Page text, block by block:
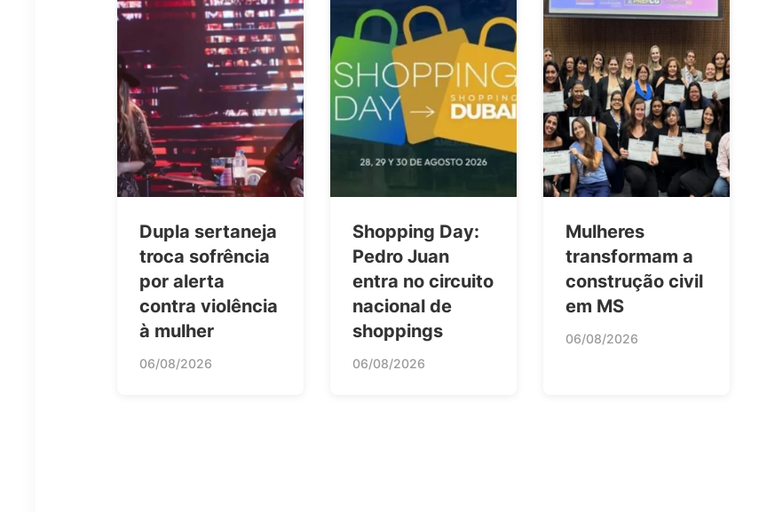
Dupla sertaneja
troca sofrência
por alerta
contra violência
à mulher
06/08/2026
Shopping Day:
Pedro Juan
entra no circuito
nacional de
shoppings
06/08/2026
Mulheres
transformam a
construção civil
em MS
06/08/2026